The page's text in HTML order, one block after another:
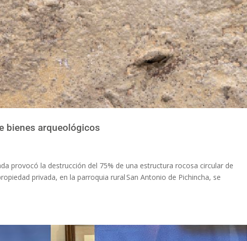
bienes arqueológicos
provocó la destrucción del 75% de una estructura rocosa circular de
privada, en la parroquia rural San Antonio de Pichincha, se